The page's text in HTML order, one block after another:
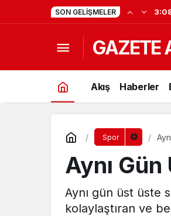
SON GELIŞMELER
GAZETE
Akış Haberler
Spor
Aynı Gün
Aynı gün üst üste
kolaylaştıran ve